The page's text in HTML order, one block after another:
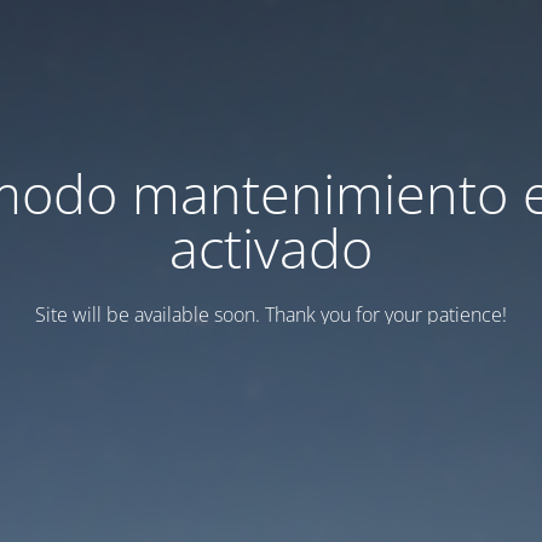
mantenimiento
activado
Site will be available soon. Thank you for your patience!